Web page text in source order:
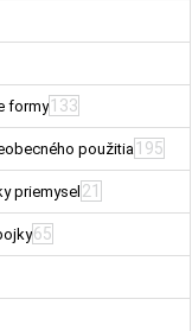
formy 133
použitia 195
priemysel 21
65